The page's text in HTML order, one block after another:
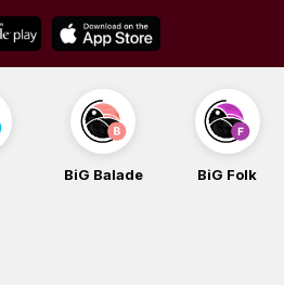
BiG Balade BiG Folk